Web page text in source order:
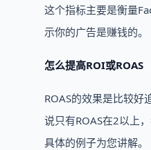
这个指标主要是衡量
示你的广告是赚钱的。
怎么提高ROI或ROAS
ROAS的效果是比较
说只有ROAS在2以上
具体的例子为您讲解。